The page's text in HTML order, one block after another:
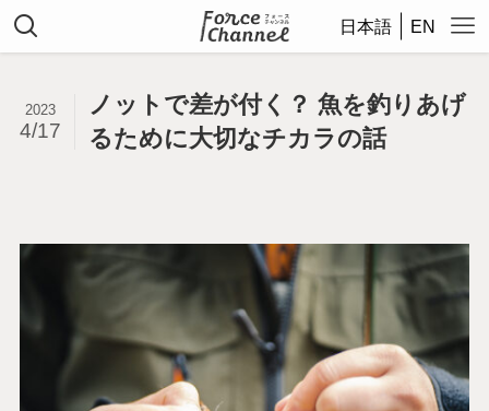
日本語 EN
ノットで差が付く？ 魚を釣りあげ
るために大切なチカラの話
2023
4/17